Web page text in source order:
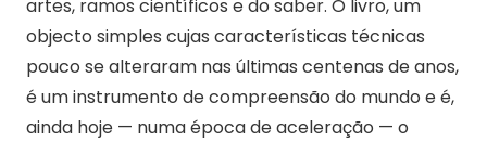
artes, ramos científicos e do saber. O livro, um
objecto simples cujas características técnicas
pouco se alteraram nas últimas centenas de anos,
é um instrumento de compreensão do mundo e é,
ainda hoje — numa época de aceleração — o